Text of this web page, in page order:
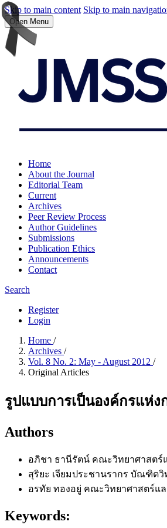
Skip to main content Skip to main
Open Menu
Home
About the Journal
Editorial Team
Current
Archives
Peer Review Process
Author Guidelines
Submissions
Publication Ethics
Announcements
Contact
Search
Register
Login
Home /
Archives /
Vol. 8 No. 2: May - August 2012 /
Original Articles
รูปแบบการเป็นองค์กรแห่
Authors
อภิชา ธานีรัตน์ คณะวิทยาศาสตร์
สุริยะ เจียมประชานรากร บัณฑิตวิ
อรทัย ทองอยู่ คณะวิทยาศาสตร์แ
Keywords: